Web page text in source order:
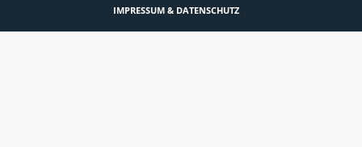
IMPRESSUM & DATENSCHUTZ